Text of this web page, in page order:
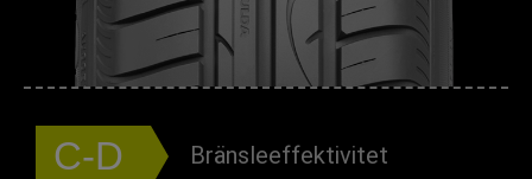
C-D Bränsleeffektivitet